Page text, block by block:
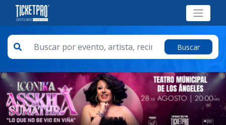
Buscar